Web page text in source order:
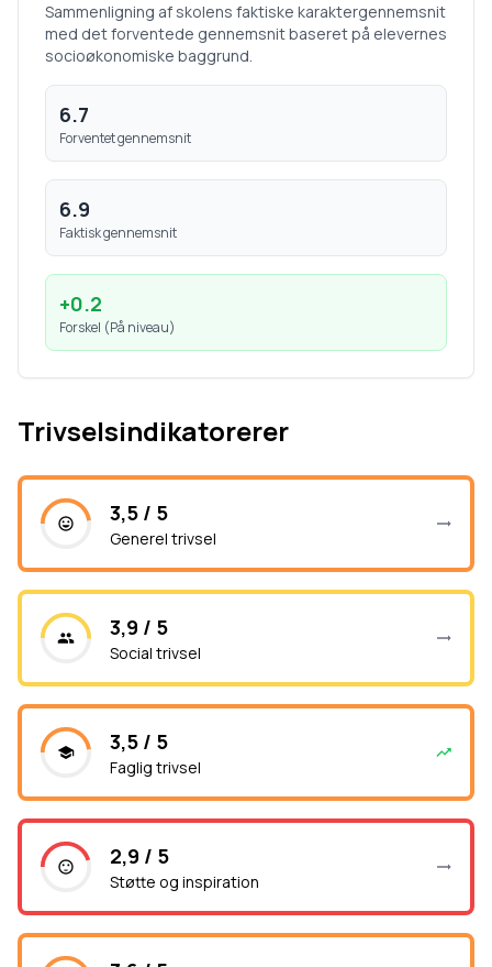
Sammenligning af skolens faktiske karaktergennemsnit
med det forventede gennemsnit baseret på elevernes
socioøkonomiske baggrund.
6.7
Forventet gennemsnit
6.9
Faktisk gennemsnit
+0.2
Forskel (På niveau)
Trivselsindikatorerer
3,5 / 5
Generel trivsel
3,9 / 5
Social trivsel
3,5 / 5
Faglig trivsel
2,9 / 5
Støtte og inspiration